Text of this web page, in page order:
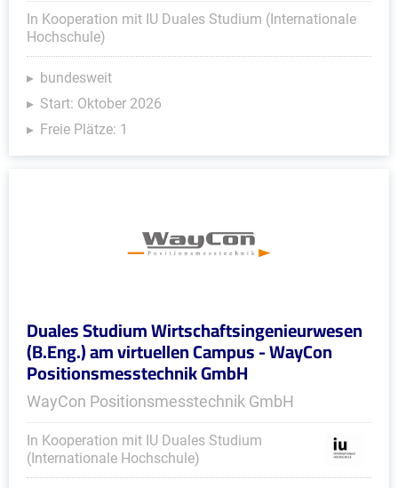
In Kooperation mit IU Duales Studium (Internationale
Hochschule)
bundesweit
Start: Oktober 2026
Freie Plätze: 1
Duales Studium Wirtschaftsingenieurwesen
(B.Eng.) am virtuellen Campus - WayCon
Positionsmesstechnik GmbH
WayCon Positionsmesstechnik GmbH
In Kooperation mit IU Duales Studium
(Internationale Hochschule)